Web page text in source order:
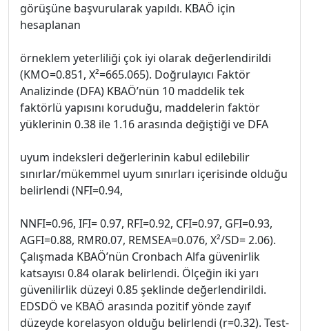
görüşüne başvurularak yapıldı. KBAÖ için
hesaplanan
örneklem yeterliliği çok iyi olarak değerlendirildi
(KMO=0.851, X²=665.065). Doğrulayıcı Faktör
Analizinde (DFA) KBAÖ’nün 10 maddelik tek
faktörlü yapısını koruduğu, maddelerin faktör
yüklerinin 0.38 ile 1.16 arasında değiştiği ve DFA
uyum indeksleri değerlerinin kabul edilebilir
sınırlar/mükemmel uyum sınırları içerisinde olduğu
belirlendi (NFI=0.94,
NNFI=0.96, IFI= 0.97, RFI=0.92, CFI=0.97, GFI=0.93,
AGFI=0.88, RMR0.07, REMSEA=0.076, X²/SD= 2.06).
Çalışmada KBAÖ’nün Cronbach Alfa güvenirlik
katsayısı 0.84 olarak belirlendi. Ölçeğin iki yarı
güvenilirlik düzeyi 0.85 şeklinde değerlendirildi.
EDSDÖ ve KBAÖ arasında pozitif yönde zayıf
düzeyde korelasyon olduğu belirlendi (r=0.32). Test-